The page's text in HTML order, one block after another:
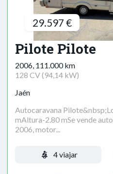
29.597 €
Pilote Pilote
2006, 111.000 km
128 CV (94,14 kW)
Jaén
Autocaravana
mAltura-2.80 mSe vende
2006, motor...
4 viajar